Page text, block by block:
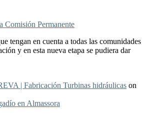
Comisión Permanente
tengan en cuenta a todas las comunidades
y en esta nueva etapa se pudiera dar
| Fabricación Turbinas hidráulicas on
en Almassora